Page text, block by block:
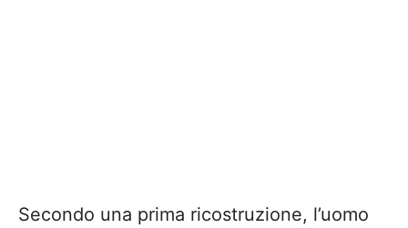
Secondo una prima ricostruzione, l’uomo